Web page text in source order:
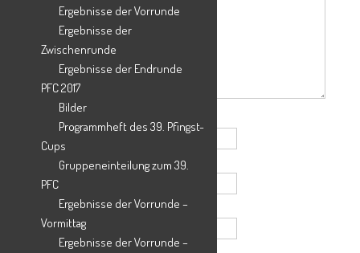
E-Mail-Adresse*
Ergebnisse der Vorrunde
Ergebnisse der
Zwischenrunde
Ergebnisse der Endrunde
PFC 2017
Bilder
Programmheft des 39. Pfingst-
Cups
Gruppeneinteilung zum 39.
PFC
Ergebnisse der Vorrunde –
Vormittag
Ergebnisse der Vorrunde –